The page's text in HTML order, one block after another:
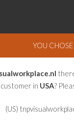
updates ontvangen?
YOU CHOSE
in USA?
(US)